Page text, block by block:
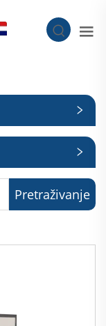
Pretraživanje